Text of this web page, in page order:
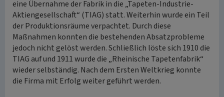
eine Übernahme der Fabrik in die „Tapeten-Industrie-
Aktiengesellschaft“ (TIAG) statt. Weiterhin wurde ein Teil
der Produktionsräume verpachtet. Durch diese
Maßnahmen konnten die bestehenden Absatzprobleme
jedoch nicht gelöst werden. Schließlich löste sich 1910 die
TIAG auf und 1911 wurde die „Rheinische Tapetenfabrik“
wieder selbständig. Nach dem Ersten Weltkrieg konnte
die Firma mit Erfolg weiter geführt werden.